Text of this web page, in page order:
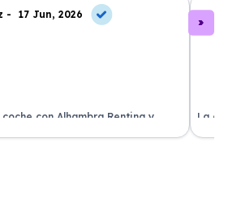
- 17 Jun, 2026
con Alhambra Renting y
Todo ha sido transparente y sin
La